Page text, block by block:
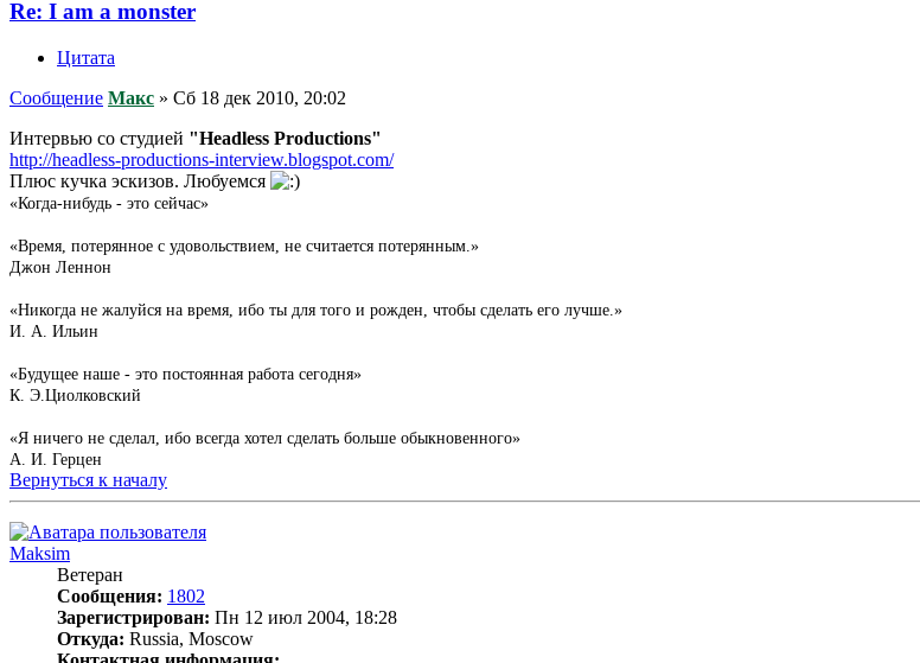
Re: I am a monster
Цитата
Сообщение Макс » Сб 18 дек 2010, 20:02
Интервью со студией "Headless Productions"
http://headless-productions-interview.blogspot.com/
Плюс кучка эскизов. Любуемся
«Когда-нибудь - это сейчас»
«Время, потерянное с удовольствием, не считается потерянным.»
Джон Леннон
«Никогда не жалуйся на время, ибо ты для того и рожден, чтобы сделать его лучше.»
И. А. Ильин
«Будущее наше - это постоянная работа сегодня»
К. Э.Циолковский
«Я ничего не сделал, ибо всегда хотел сделать больше обыкновенного»
А. И. Герцен
Вернуться к началу
Maksim
Ветеран
Сообщения: 1802
Зарегистрирован: Пн 12 июл 2004, 18:28
Откуда: Russia, Moscow